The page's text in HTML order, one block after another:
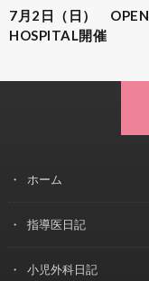
7月2日（日） OPEN
HOSPITAL開催
ホーム
指導医日記
小児外科日記